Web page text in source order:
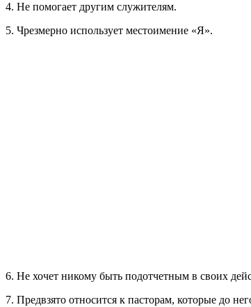
4. Не помогает другим служителям.
5. Чрезмерно использует местоимение «Я».
6. Не хочет никому быть подотчетным в своих
7. Предвзято относится к пасторам, которые до